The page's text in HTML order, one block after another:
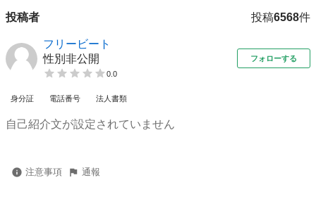
投稿者 投稿6568件
フリービート
性別非公開
0.0
フォローする
身分証 電話番号 法人書類
自己紹介文が設定されていません
注意事項 通報